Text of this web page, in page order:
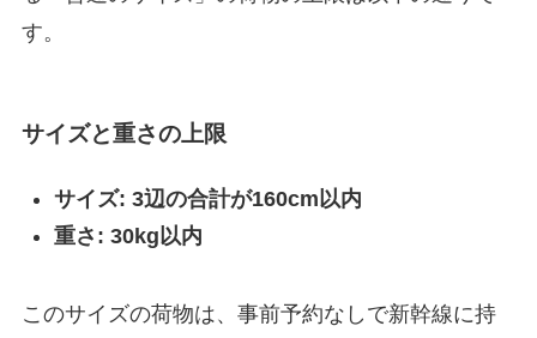
す。
サイズと重さの上限
サイズ: 3辺の合計が160cm以内
重さ: 30kg以内
このサイズの荷物は、事前予約なしで新幹線に持